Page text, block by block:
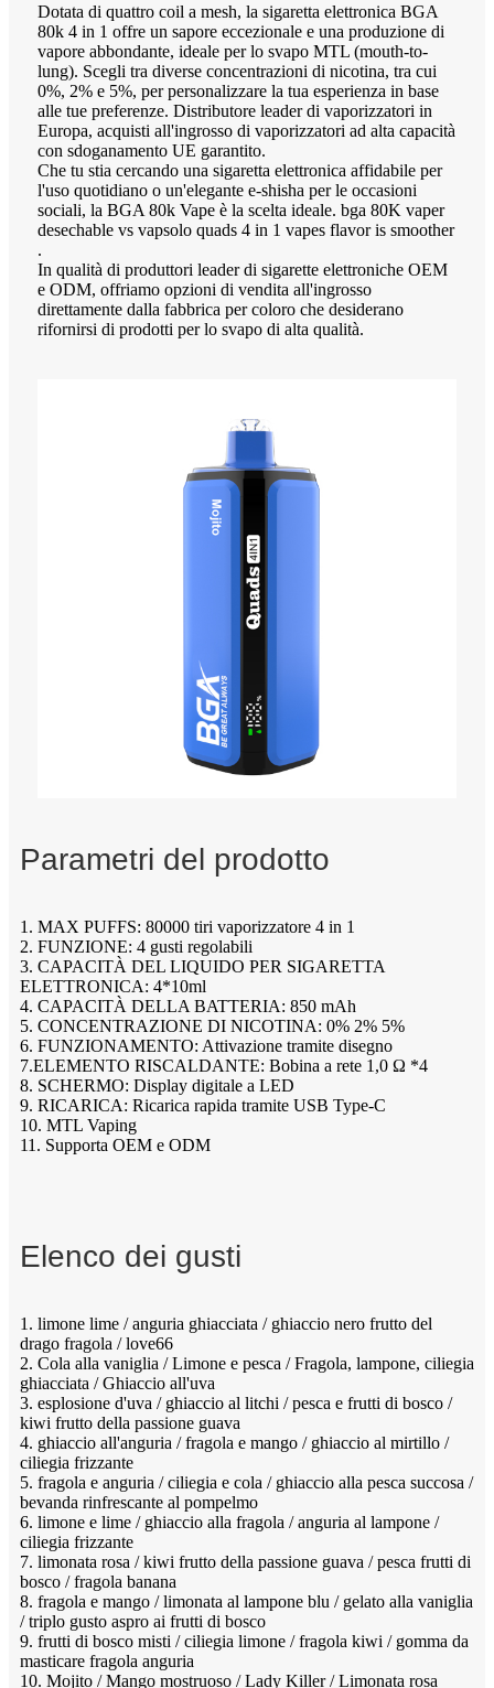
Dotata di quattro coil a mesh, la sigaretta elettronica BGA
80k 4 in 1 offre un sapore eccezionale e una produzione di
vapore abbondante, ideale per lo svapo MTL (mouth-to-
lung). Scegli tra diverse concentrazioni di nicotina, tra cui
0%, 2% e 5%, per personalizzare la tua esperienza in base
alle tue preferenze. Distributore leader di vaporizzatori in
Europa, acquisti all'ingrosso di vaporizzatori ad alta capacità
con sdoganamento UE garantito.
Che tu stia cercando una sigaretta elettronica affidabile per
l'uso quotidiano o un'elegante e-shisha per le occasioni
sociali, la BGA 80k Vape è la scelta ideale. bga 80K vaper
desechable vs vapsolo quads 4 in 1 vapes flavor is smoother
.
In qualità di produttori leader di sigarette elettroniche OEM
e ODM, offriamo opzioni di vendita all'ingrosso
direttamente dalla fabbrica per coloro che desiderano
rifornirsi di prodotti per lo svapo di alta qualità.
Parametri del prodotto
1. MAX PUFFS: 80000 tiri vaporizzatore 4 in 1
2. FUNZIONE: 4 gusti regolabili
3. CAPACITÀ DEL LIQUIDO PER SIGARETTA
ELETTRONICA: 4*10ml
4. CAPACITÀ DELLA BATTERIA: 850 mAh
5. CONCENTRAZIONE DI NICOTINA: 0% 2% 5%
6. FUNZIONAMENTO: Attivazione tramite disegno
7.ELEMENTO RISCALDANTE: Bobina a rete 1,0 Ω *4
8. SCHERMO: Display digitale a LED
9. RICARICA: Ricarica rapida tramite USB Type-C
10. MTL Vaping
11. Supporta OEM e ODM
Elenco dei gusti
1. limone lime / anguria ghiacciata / ghiaccio nero frutto del
drago fragola / love66
2. Cola alla vaniglia / Limone e pesca / Fragola, lampone, ciliegia
ghiacciata / Ghiaccio all'uva
3. esplosione d'uva / ghiaccio al litchi / pesca e frutti di bosco /
kiwi frutto della passione guava
4. ghiaccio all'anguria / fragola e mango / ghiaccio al mirtillo /
ciliegia frizzante
5. fragola e anguria / ciliegia e cola / ghiaccio alla pesca succosa /
bevanda rinfrescante al pompelmo
6. limone e lime / ghiaccio alla fragola / anguria al lampone /
ciliegia frizzante
7. limonata rosa / kiwi frutto della passione guava / pesca frutti di
bosco / fragola banana
8. fragola e mango / limonata al lampone blu / gelato alla vaniglia
/ triplo gusto aspro ai frutti di bosco
9. frutti di bosco misti / ciliegia limone / fragola kiwi / gomma da
masticare fragola anguria
10. Mojito / Mango mostruoso / Lady Killer / Limonata rosa